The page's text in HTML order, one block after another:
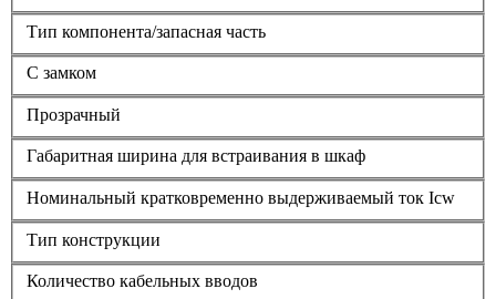
Тип компонента/запасная часть
С замком
Прозрачный
Габаритная ширина для встраивания в шкаф
Номинальный кратковременно выдерживаемый ток Icw
Тип конструкции
Количество кабельных вводов